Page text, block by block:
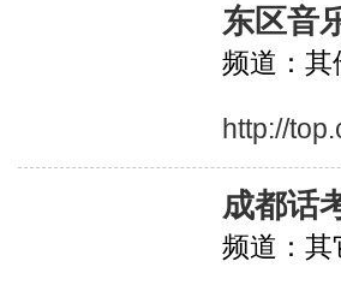
东区音
频道：其
http://
成都话
频道：其